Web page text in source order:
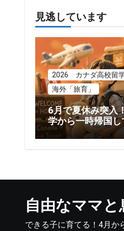
見逃しています
2026 カナダ高校留
海外「旅育」
6月で夏休み突入
学から一時帰国し
自由なママと
できる子に育てる！4月か